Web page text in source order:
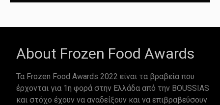
About Frozen Food Awards
Τα Frozen Food Awards 2022 είναι τα βραβεία που
έρχονται για 1η φορά στην Ελλάδα από την BOUSSIAS
και στόχο έχουν να αναδείξουν και να επιβραβεύσουν